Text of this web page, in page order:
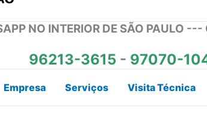
NO INTERIOR DE SÃO PAULO ---
96213-3615 - 97070-
Empresa Serviços Visita Técnica